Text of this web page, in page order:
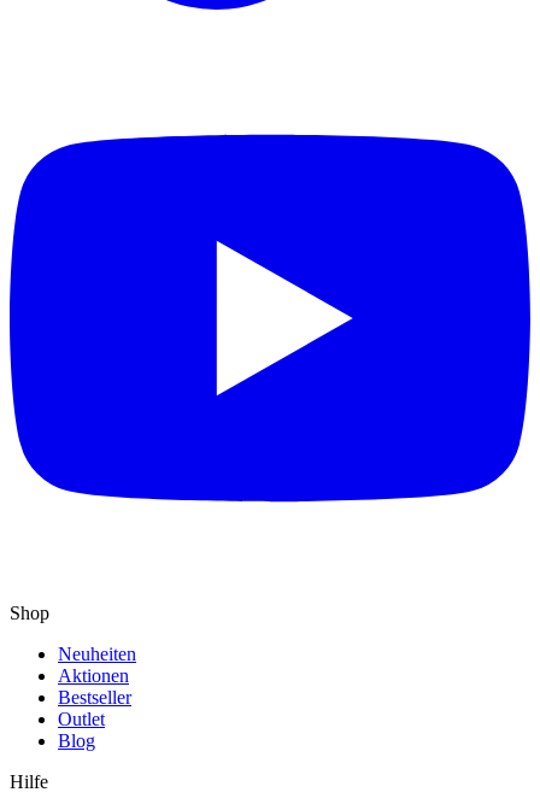
Shop
Neuheiten
Aktionen
Bestseller
Outlet
Blog
Hilfe